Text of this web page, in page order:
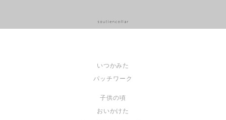
いつかみた
パッチワーク
子供の頃
おいかけた